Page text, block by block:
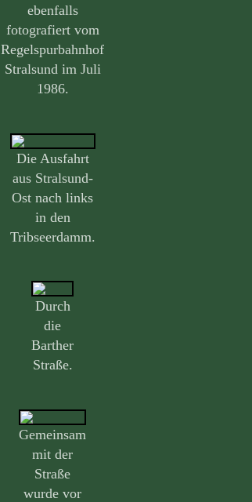
ebenfalls
fotografiert vom
Regelspurbahnhof
Stralsund im Juli
1986.
Die Ausfahrt
aus Stralsund-
Ost nach links
in den
Tribseerdamm.
Durch
die
Barther
Straße.
Gemeinsam
mit der
Straße
wurde vor